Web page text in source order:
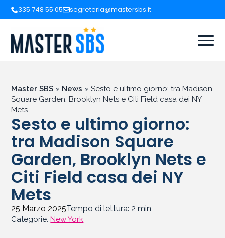
335 748 55 05 segreteria@mastersbs.it
Master SBS » News » Sesto e ultimo giorno: tra Madison
Square Garden, Brooklyn Nets e Citi Field casa dei NY
Mets
Sesto e ultimo giorno:
tra Madison Square
Garden, Brooklyn Nets e
Citi Field casa dei NY
Mets
25 Marzo 2025Tempo di lettura: 2 min
Categorie:New York